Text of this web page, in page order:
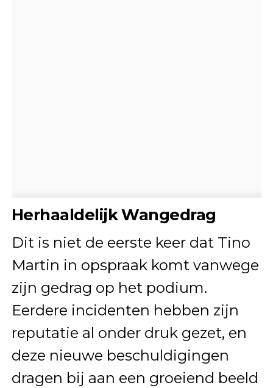
Herhaaldelijk Wangedrag
Dit is niet de eerste keer dat Tino
Martin in opspraak komt vanwege
zijn gedrag op het podium.
Eerdere incidenten hebben zijn
reputatie al onder druk gezet, en
deze nieuwe beschuldigingen
dragen bij aan een groeiend beeld